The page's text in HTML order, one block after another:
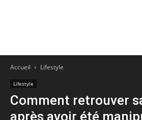
Accueil Lifestyle
Lifestyle
Comment retrouver
après avoir été